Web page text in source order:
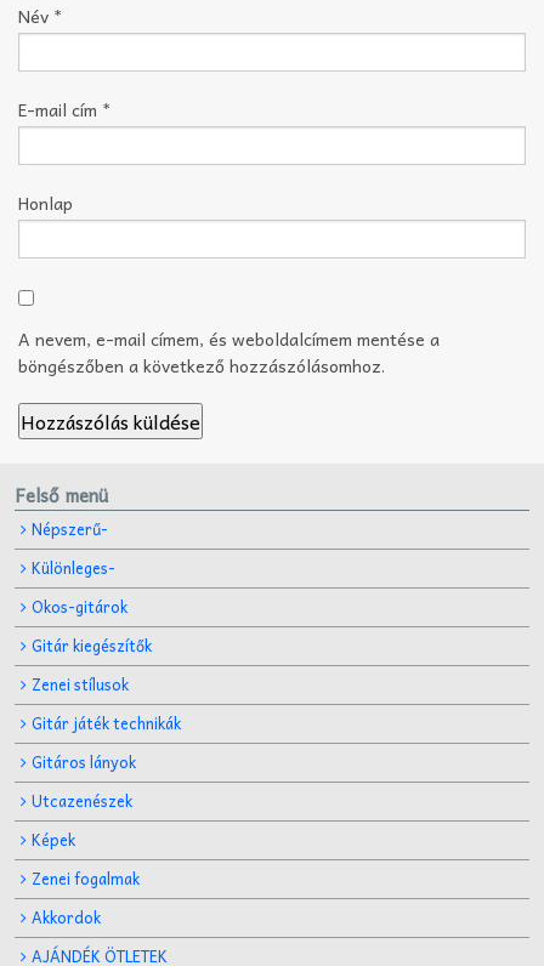
Név *
E-mail cím *
Honlap
A nevem, e-mail címem, és weboldalcímem mentése a
böngészőben a következő hozzászólásomhoz.
Felső menü
Népszerű-
Különleges-
Okos-gitárok
Gitár kiegészítők
Zenei stílusok
Gitár játék technikák
Gitáros lányok
Utcazenészek
Képek
Zenei fogalmak
Akkordok
AJÁNDÉK ÖTLETEK